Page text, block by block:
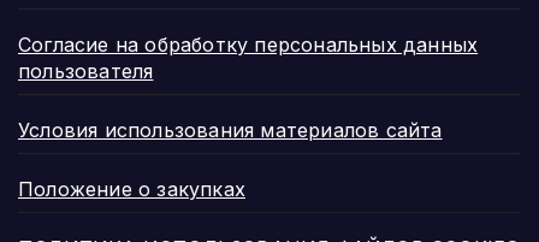
Согласие на обработку персональных данных
пользователя
Условия использования материалов сайта
Положение о закупках